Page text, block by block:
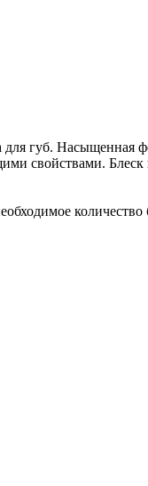
для губ. Насыщенная
свойствами. Блеск